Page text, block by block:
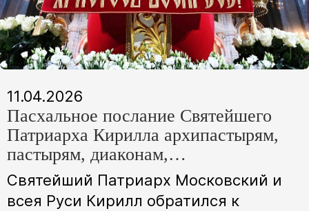
11.04.2026
Пасхальное послание Святейшего
Патриарха Кирилла архипастырям,
пастырям, диаконам,
монашествующим и всем верным
чадам Русской Православной Церкви
Святейший Патриарх Московский и
всея Руси Кирилл обратился к